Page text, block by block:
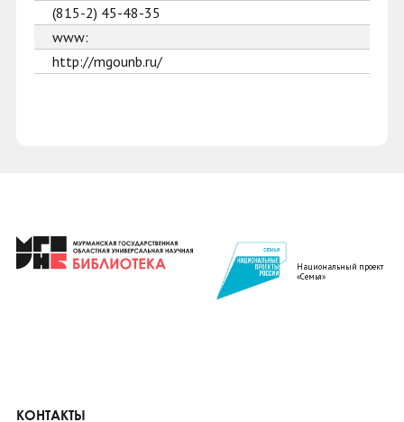
(815-2) 45-48-35
www:
http://mgounb.ru/
Национальный проект
«Семья»
КОНТАКТЫ